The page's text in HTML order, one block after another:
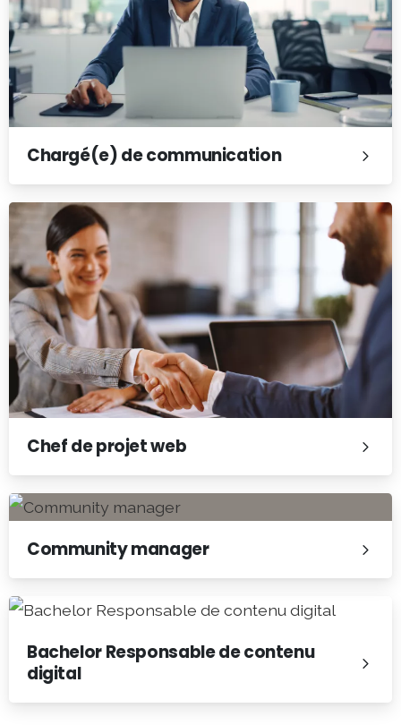
Chargé(e) de communication
Chef de projet web
Community manager
Bachelor Responsable de contenu
digital